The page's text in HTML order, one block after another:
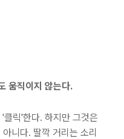
움직이지 않는다.
릭'한다. 하지만 그것은
니다. 딸깍 거리는 소리